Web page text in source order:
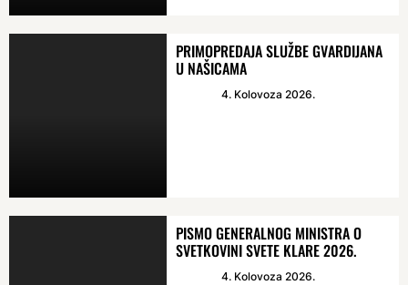
PRIMOPREDAJA SLUŽBE GVARDIJANA
U NAŠICAMA
4. Kolovoza 2026.
PISMO GENERALNOG MINISTRA O
SVETKOVINI SVETE KLARE 2026.
4. Kolovoza 2026.